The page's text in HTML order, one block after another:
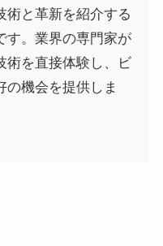
術と革新を紹介する
す。業界の専門家が
術を直接体験し、ビ
の機会を提供しま